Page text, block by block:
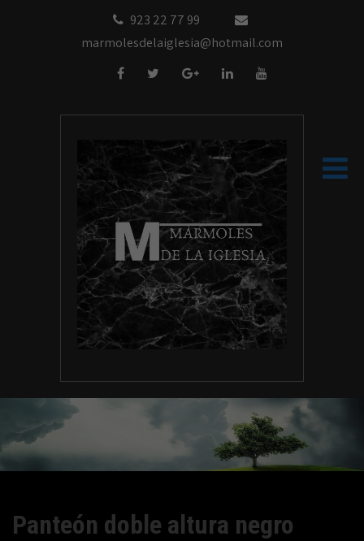
923 22 77 99
marmolesdelaiglesia@hotmail.com
Panteón doble altura negro